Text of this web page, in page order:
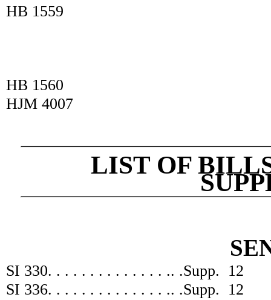
HB 1559
HB 1560
HJM 4007
LIST OF
SI 330. . . . . . . . . . . . . . .. .Supp.
12
SI 336. . . . . . . . . . . . . . .. .Supp.
12